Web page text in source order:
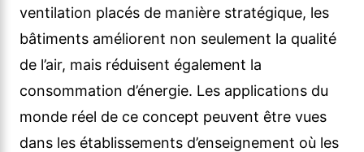
ventilation placés de manière stratégique, les
bâtiments améliorent non seulement la qualité
de l’air, mais réduisent également la
consommation d’énergie. Les applications du
monde réel de ce concept peuvent être vues
dans les établissements d’enseignement où les